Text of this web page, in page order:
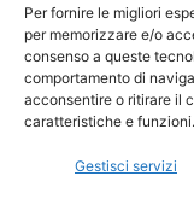
Per fornire le migliori
per memorizzare e/o
consenso a queste
comportamento di
acconsentire o ritirare il
caratteristiche e funzioni.
Gestisci servizi